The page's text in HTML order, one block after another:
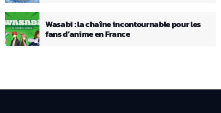
Wasabi : la chaîne incontournable pour les
fans d’anime en France